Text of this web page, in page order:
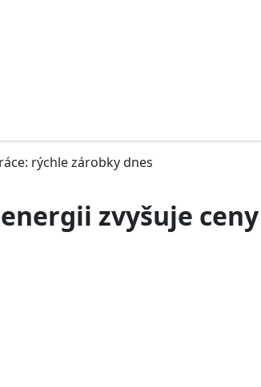
rýchle zárobky dnes
zvyšuje